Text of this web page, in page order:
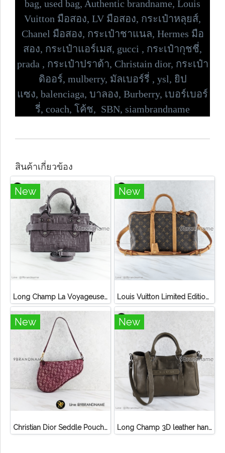
bag, used bag, Authentic brandname, Louis
Vuitton มือสอง, LV มือสอง, กระเป๋าหลุยส์,
Chanel มือสอง, กระเป๋าชาแนล, Hermes มือ
สอง, กระเป๋าแอร์เมส, gucci , กระเป๋ากุชชี่,
prada , กระเป๋าปราด้า, Christain dior, กระเป๋า
ดิออร์, mulberry, มัลเบอร์รี่ , ysl, ยิป
แซง, balenciaga, บาลอง, Burberry, เบอร์เบอร์
รี่, coach, โค้ช, SBN, siambrandname
สินค้าเกี่ยวข้อง
New
Long Champ La Voyageuse Bag Leather
New
Louis Vuitton Limited Edition Monogram Canvas Sofia Coppola SC Bag
New
Christian Dior Seddle Pouch Accessory Hand Bag
New
Long Champ 3D leather handbag